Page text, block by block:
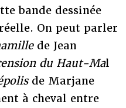
bande dessinée
On peut parler
de Jean
du Haut-Mal
de Marjane
à cheval entre